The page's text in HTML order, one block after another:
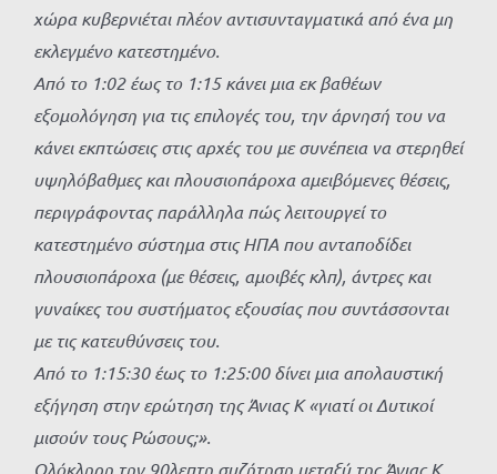
χώρα κυβερνιέται πλέον αντισυνταγματικά από ένα μη
εκλεγμένο κατεστημένο.
Από το 1:02 έως το 1:15 κάνει μια εκ βαθέων
εξομολόγηση για τις επιλογές του, την άρνησή του να
κάνει εκπτώσεις στις αρχές του με συνέπεια να στερηθεί
υψηλόβαθμες και πλουσιοπάροχα αμειβόμενες θέσεις,
περιγράφοντας παράλληλα πώς λειτουργεί το
κατεστημένο σύστημα στις ΗΠΑ που ανταποδίδει
πλουσιοπάροχα (με θέσεις, αμοιβές κλπ), άντρες και
γυναίκες του συστήματος εξουσίας που συντάσσονται
με τις κατευθύνσεις του.
Από το 1:15:30 έως το 1:25:00 δίνει μια απολαυστική
εξήγηση στην ερώτηση της Άνιας Κ «γιατί οι Δυτικοί
μισούν τους Ρώσους;».
Ολόκληρη την 90λεπτη συζήτηση μεταξύ της Άνιας Κ